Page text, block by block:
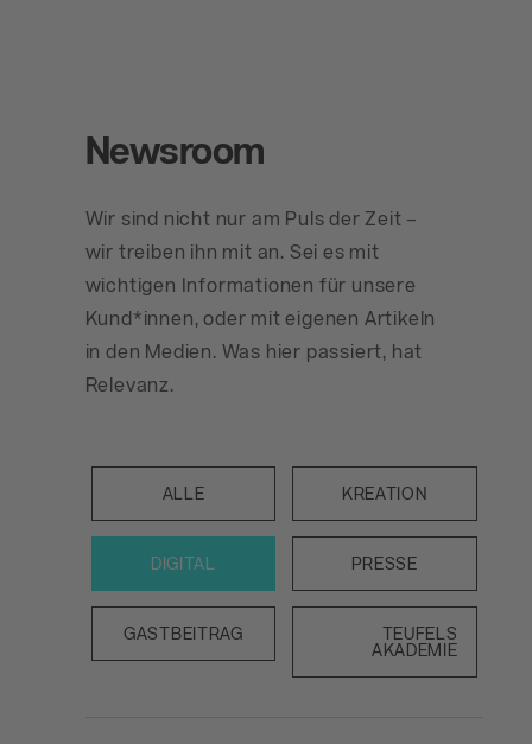
Newsroom
Wir sind nicht nur am Puls der Zeit –
wir treiben ihn mit an. Sei es mit
wichtigen Informationen für unsere
Kund*innen, oder mit eigenen Artikeln
in den Medien. Was hier passiert, hat
Relevanz.
ALLE KREATION
DIGITAL PRESSE
GASTBEITRAG TEUFELS
AKADEMIE